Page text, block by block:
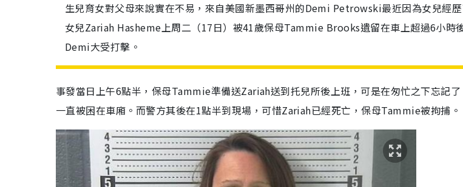
生兒育女對父母來說實在不易，來自美國新墨西哥州的Demi Petrowski最近因為女兒經
女兒Zariah Hasheme上周二（17日）被41歲保母Tammie Brooks遺留在車上超過6小時
Demi大受打擊。
事發當日上午6點半，保母Tammie準備送Zariah送到托兒所後上班，可是在匆忙之下忘記
一直被困在車廂。而警方其後在1點半到現場，可惜Zariah已經死亡，保母Tammie被拘捕。